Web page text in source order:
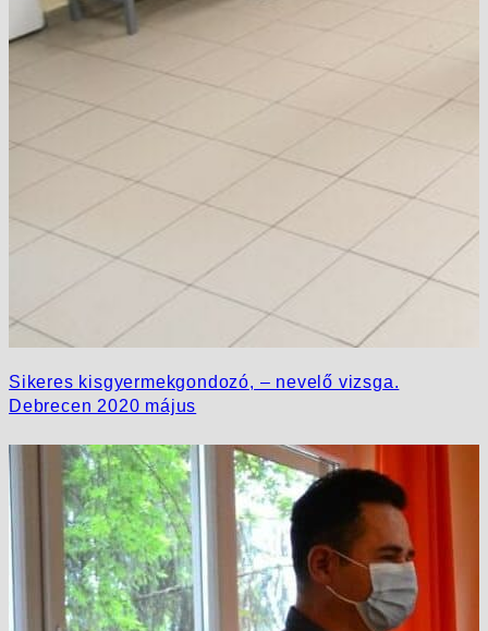
Sikeres kisgyermekgondozó, – nevelő vizsga.
Debrecen 2020 május